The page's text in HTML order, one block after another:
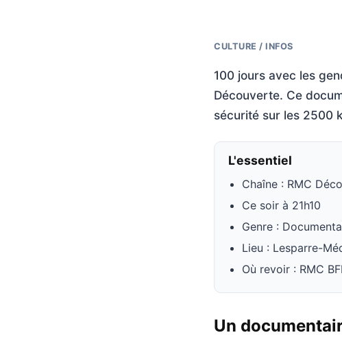
CULTURE / INFOS
100 jours avec les
Découverte. Ce
sécurité sur les 2500
L'essentiel
Chaîne : RMC
Ce soir à 21h10
Genre :
Lieu : Lesparre-
Où revoir : RMC
Un